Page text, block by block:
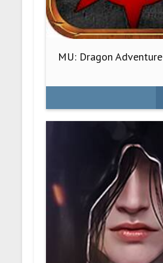
MU: Dragon Adventure